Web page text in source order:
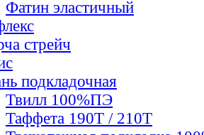
Фатин элаcтичный
стрейч
подкладочная
Твилл 100%ПЭ
Таффета 190Т / 210Т